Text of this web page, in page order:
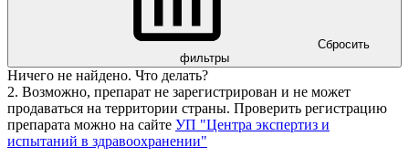
Сбросить
фильтры
Ничего не найдено. Что делать?
2. Возможно, препарат не зарегистрирован и не может
продаваться на территории страны. Проверить регистрацию
препарата можно на сайте УП "Центра экспертиз и
испытаний в здравоохранении"